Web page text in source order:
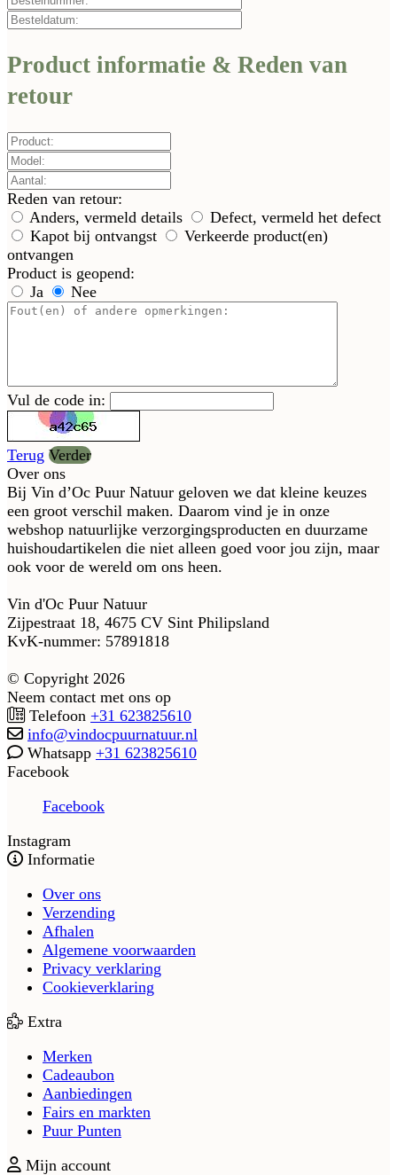
Product informatie & Reden van
retour
Reden van retour:
Anders, vermeld details
Defect, vermeld het defect
Kapot bij ontvangst
Verkeerde product(en)
ontvangen
Product is geopend:
Ja
Nee
Vul de code in:
Terug Verder
Over ons
Bij Vin d’Oc Puur Natuur geloven we dat kleine keuzes
een groot verschil maken. Daarom vind je in onze
webshop natuurlijke verzorgingsproducten en duurzame
huishoudartikelen die niet alleen goed voor jou zijn, maar
ook voor de wereld om ons heen.
Vin d'Oc Puur Natuur
Zijpestraat 18, 4675 CV Sint Philipsland
KvK-nummer: 57891818
© Copyright 2026
Neem contact met ons op
Telefoon +31 623825610
info@vindocpuurnatuur.nl
Whatsapp +31 623825610
Facebook
Facebook
Instagram
Informatie
Over ons
Verzending
Afhalen
Algemene voorwaarden
Privacy verklaring
Cookieverklaring
Extra
Merken
Cadeaubon
Aanbiedingen
Fairs en markten
Puur Punten
Mijn account